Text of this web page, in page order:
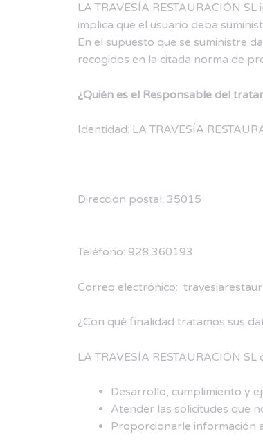
LA TRAVESÍA RESTAURACIÓN
implica que el usuario deba
En el supuesto que se suministre
recogidos en la citada norma de
¿Quién es el Responsable del
Identidad: LA TRAVESÍA
Dirección postal: 35015
Teléfono: 928 360193
Correo electrónico:
¿Con qué finalidad tratamos sus
LA TRAVESÍA RESTAURACIÓN
Desarrollo, cumplimiento y
Atender las solicitudes que
Proporcionarle información